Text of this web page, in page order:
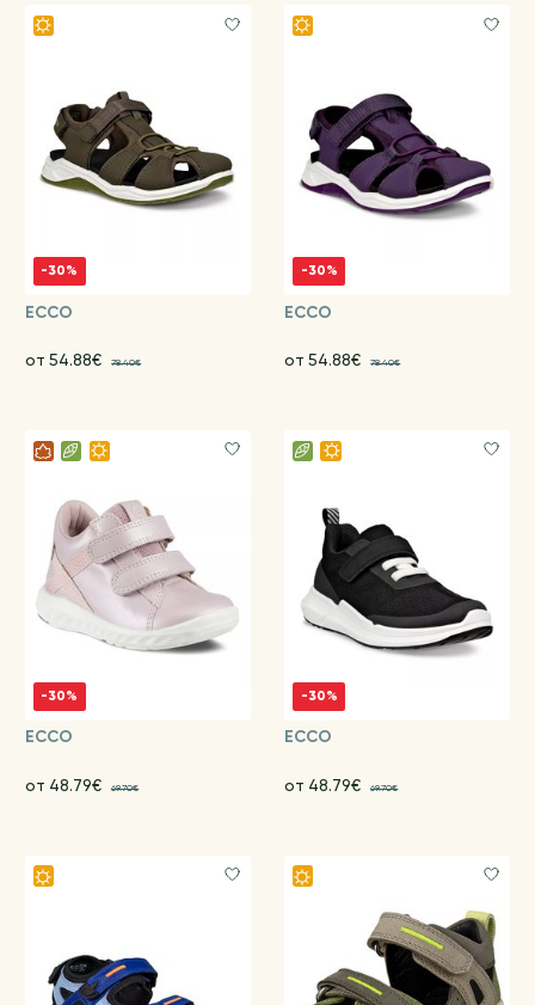
-30%
ECCO
от 54.88€ 78.40€
-30%
ECCO
от 54.88€ 78.40€
-30%
ECCO
от 48.79€ 69.70€
-30%
ECCO
от 48.79€ 69.70€